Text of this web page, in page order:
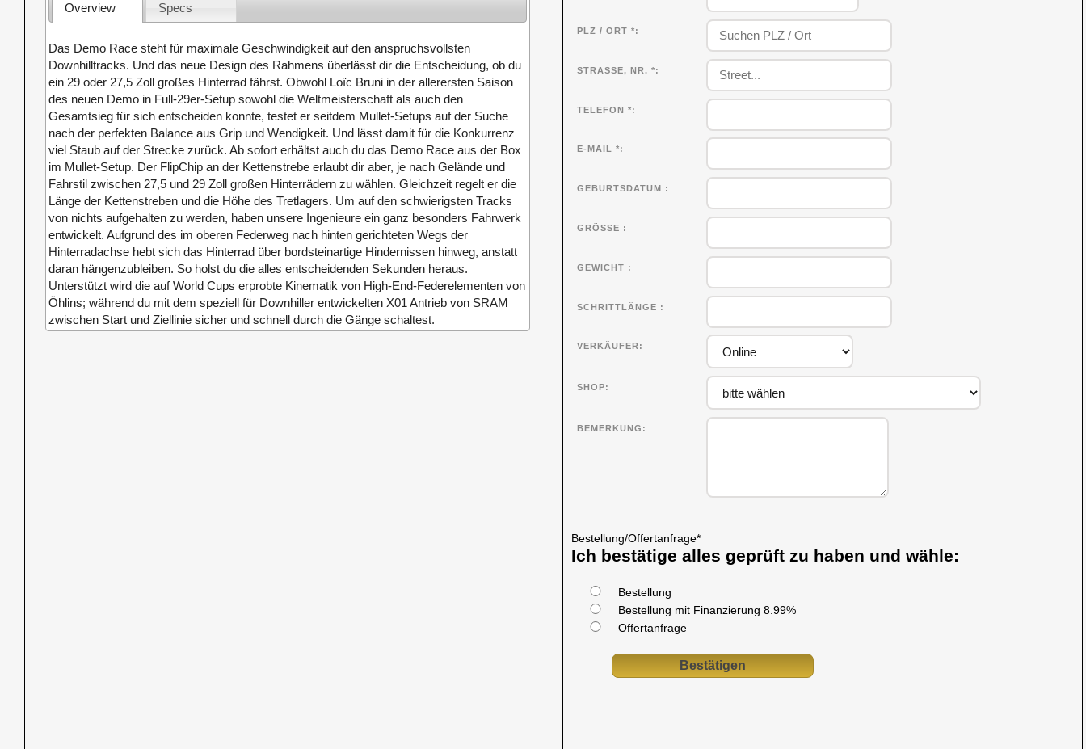
Overview Specs
Das Demo Race steht für maximale Geschwindigkeit auf den anspruchsvollsten
Downhilltracks. Und das neue Design des Rahmens überlässt dir die Entscheidung, ob du
ein 29 oder 27,5 Zoll großes Hinterrad fährst. Obwohl Loïc Bruni in der allerersten Saison
des neuen Demo in Full-29er-Setup sowohl die Weltmeisterschaft als auch den
Gesamtsieg für sich entscheiden konnte, testet er seitdem Mullet-Setups auf der Suche
nach der perfekten Balance aus Grip und Wendigkeit. Und lässt damit für die Konkurrenz
viel Staub auf der Strecke zurück. Ab sofort erhältst auch du das Demo Race aus der Box
im Mullet-Setup. Der FlipChip an der Kettenstrebe erlaubt dir aber, je nach Gelände und
Fahrstil zwischen 27,5 und 29 Zoll großen Hinterrädern zu wählen. Gleichzeit regelt er die
Länge der Kettenstreben und die Höhe des Tretlagers. Um auf den schwierigsten Tracks
von nichts aufgehalten zu werden, haben unsere Ingenieure ein ganz besonders Fahrwerk
entwickelt. Aufgrund des im oberen Federweg nach hinten gerichteten Wegs der
Hinterradachse hebt sich das Hinterrad über bordsteinartige Hindernissen hinweg, anstatt
daran hängenzubleiben. So holst du die alles entscheidenden Sekunden heraus.
Unterstützt wird die auf World Cups erprobte Kinematik von High-End-Federelementen von
Öhlins; während du mit dem speziell für Downhiller entwickelten X01 Antrieb von SRAM
zwischen Start und Ziellinie sicher und schnell durch die Gänge schaltest.
PLZ / ORT *
STRASSE, NR. *
TELEFON *
E-MAIL *
GEBURTSDATUM
GRÖSSE
GEWICHT
SCHRITTLÄNGE
VERKÄUFER
SHOP
BEMERKUNG
Bestellung/Offertanfrage*
Ich bestätige alles geprüft zu haben und wähle:
Bestellung
Bestellung mit Finanzierung 8.99%
Offertanfrage